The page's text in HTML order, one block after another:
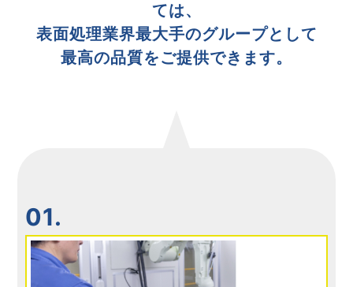
ては、
表面処理業界最大手のグループとして
最高の品質をご提供できます。
01.